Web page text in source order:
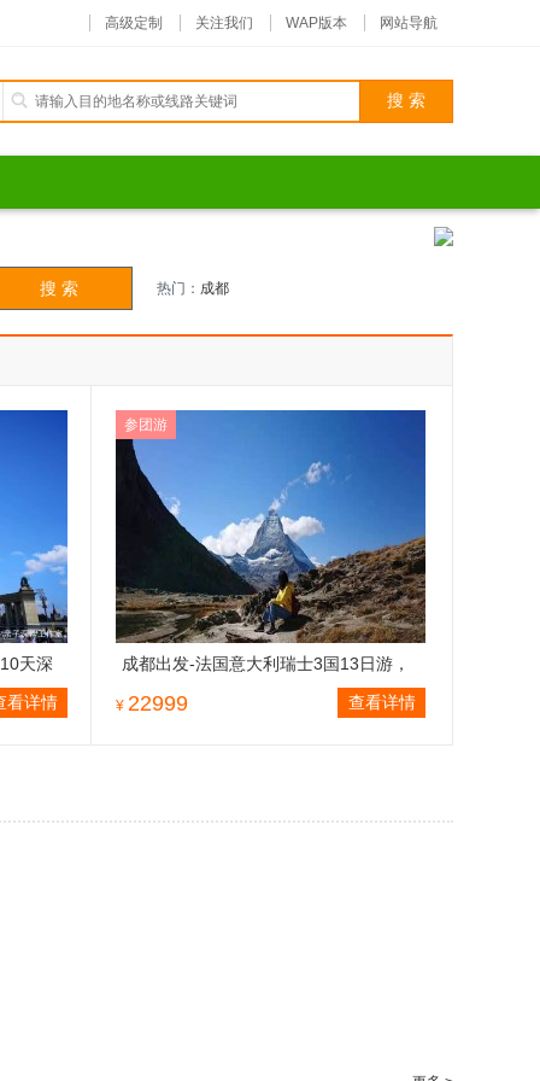
高级定制 关注我们 WAP版本 网站导航
热门： 成都
天深
看详情
参团游
成都出发-法国意大利瑞士3国13日游，
瑞士巴黎深度游
查看详情
¥ 22999